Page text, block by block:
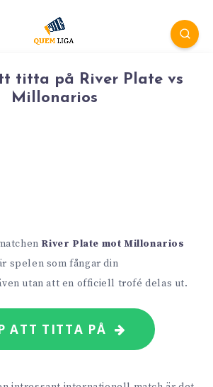
titta på River Plate vs
Millonarios
River Plate mot Millonarios
spelen som fångar din
utan att en officiell trofé delas ut.
ATT TITTA PÅ